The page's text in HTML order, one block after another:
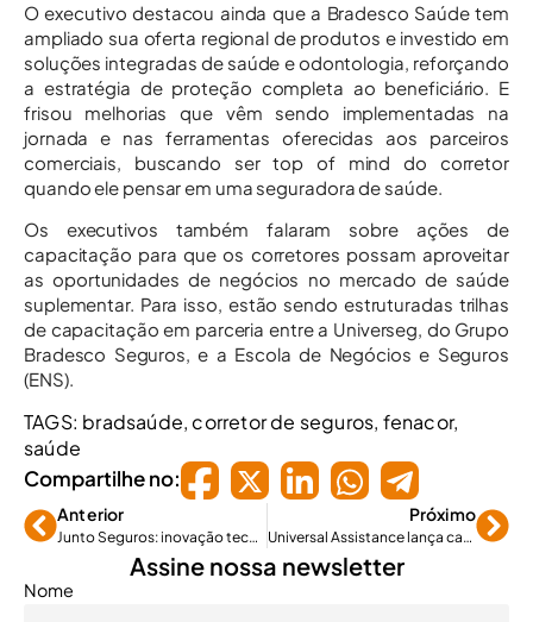
O executivo destacou ainda que a Bradesco Saúde tem
ampliado sua oferta regional de produtos e investido em
soluções integradas de saúde e odontologia, reforçando
a estratégia de proteção completa ao beneficiário. E
frisou melhorias que vêm sendo implementadas na
jornada e nas ferramentas oferecidas aos parceiros
comerciais, buscando ser top of mind do corretor
quando ele pensar em uma seguradora de saúde.
Os executivos também falaram sobre ações de
capacitação para que os corretores possam aproveitar
as oportunidades de negócios no mercado de saúde
suplementar. Para isso, estão sendo estruturadas trilhas
de capacitação em parceria entre a Universeg, do Grupo
Bradesco Seguros, e a Escola de Negócios e Seguros
(ENS).
TAGS: bradsaúde, corretor de seguros, fenacor,
saúde
Compartilhe no:
Anterior
Junto Seguros: inovação tecnológica fortalece atuação
Próximo
Universal Assistance lança campanha para emissores do varejo
Assine nossa newsletter
Nome